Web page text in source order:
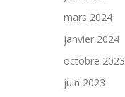
mars 2024
janvier 2024
octobre 2023
juin 2023